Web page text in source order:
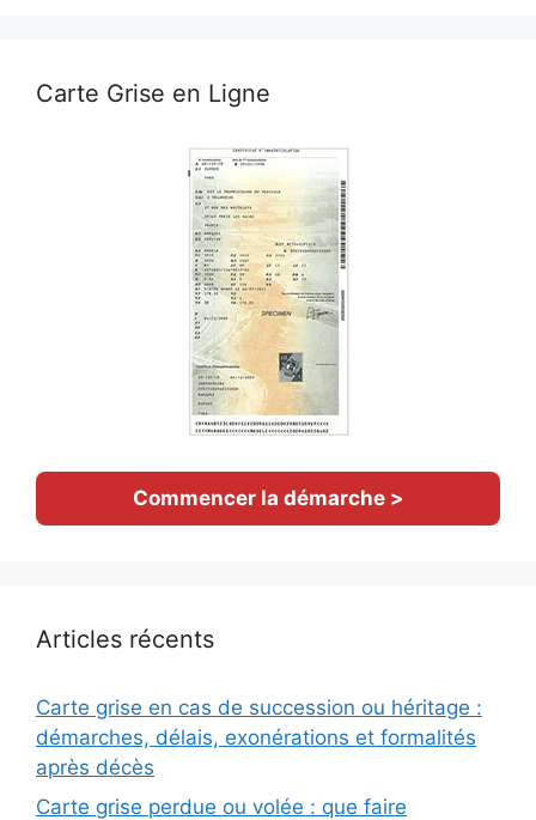
Carte Grise en Ligne
Commencer la démarche >
Articles récents
Carte grise en cas de succession ou héritage :
démarches, délais, exonérations et formalités
après décès
Carte grise perdue ou volée : que faire